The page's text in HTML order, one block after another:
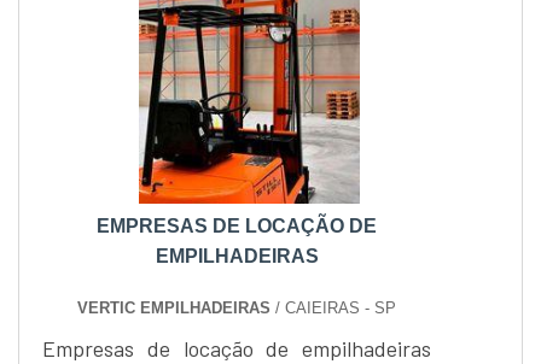
na construção civil, indústrias e para
carga e descarga em geral.A De Meo
EMPRESAS DE LOCAÇÃO DE
EMPILHADEIRAS
VERTIC EMPILHADEIRAS / CAIEIRAS - SP
Empresas de locação de empilhadeiras